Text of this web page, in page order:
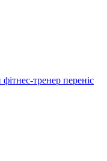
тренер переніс